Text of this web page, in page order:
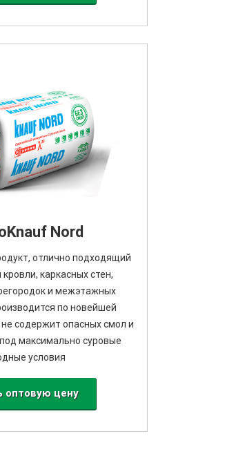
Nord
отлично подходящий
каркасных стен,
и межэтажных
по новейшей
не содержит опасных смол и
максимально суровые
условия
оптовую цену